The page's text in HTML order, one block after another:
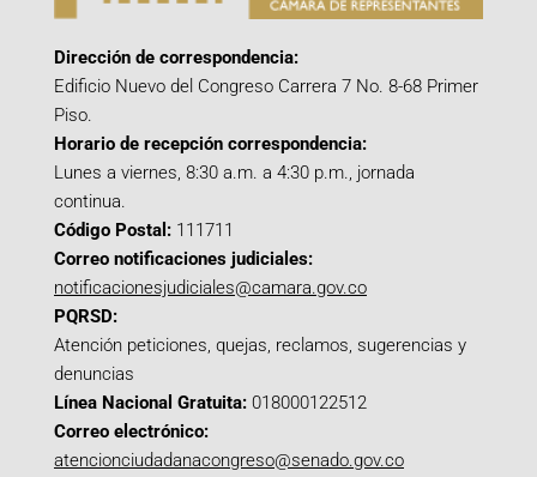
Dirección de correspondencia:
Edificio Nuevo del Congreso Carrera 7 No. 8-68 Primer
Piso.
Horario de recepción correspondencia:
Lunes a viernes, 8:30 a.m. a 4:30 p.m., jornada
continua.
Código Postal: 111711
Correo notificaciones judiciales:
notificacionesjudiciales@camara.gov.co
PQRSD:
Atención peticiones, quejas, reclamos, sugerencias y
denuncias
Línea Nacional Gratuita: 018000122512
Correo electrónico:
atencionciudadanacongreso@senado.gov.co